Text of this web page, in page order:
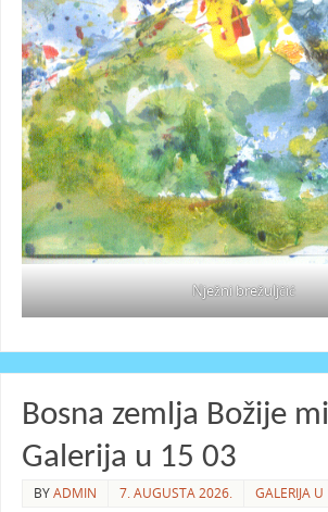
Nježni brežuljčić
Bosna zemlja Božije
Galerija u 15 03
BYADMIN 7. AUGUSTA 2026. GALERIJA